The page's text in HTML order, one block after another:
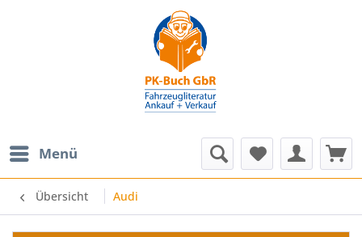
Menü
Übersicht Audi